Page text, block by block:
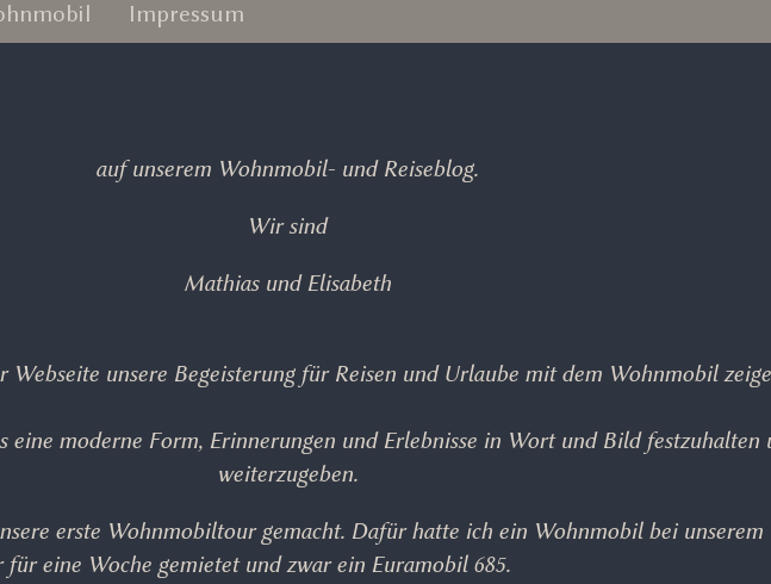
Impressum
auf unserem Wohnmobil- und Reiseblog.
Wir sind
Mathias und Elisabeth
Webseite unsere Begeisterung für Reisen und Urlaube mit dem Wohnmobil
eine moderne Form, Erinnerungen und Erlebnisse in Wort und Bild festzuhalten
weiterzugeben.
erste Wohnmobiltour gemacht. Dafür hatte ich ein Wohnmobil bei unserem
eine Woche gemietet und zwar ein Euramobil 685.